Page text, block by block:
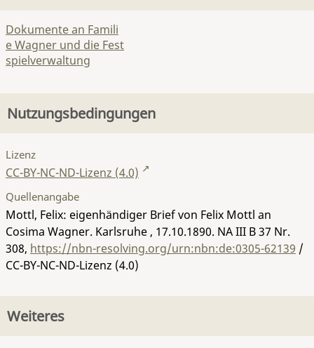
Dokumente an Famili
e Wagner und die Fest
spielverwaltung
Nutzungsbedingungen
Lizenz
CC-BY-NC-ND-Lizenz (4.0)
Quellenangabe
Mottl, Felix: eigenhändiger Brief von Felix Mottl an
Cosima Wagner. Karlsruhe , 17.10.1890. NA III B 37 Nr.
308, https://nbn-resolving.org/urn:nbn:de:0305-62139 /
CC-BY-NC-ND-Lizenz (4.0)
Weiteres